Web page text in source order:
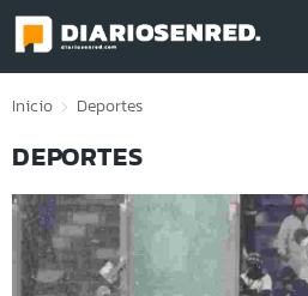
Click acá para ir directamente al
Inicio Deportes
DEPORTES